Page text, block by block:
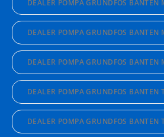
DEALER POMPA GRUNDFOS BANTEN
DEALER POMPA GRUNDFOS BANTEN
DEALER POMPA GRUNDFOS BANTEN
DEALER POMPA GRUNDFOS BANTEN
DEALER POMPA GRUNDFOS BANTEN